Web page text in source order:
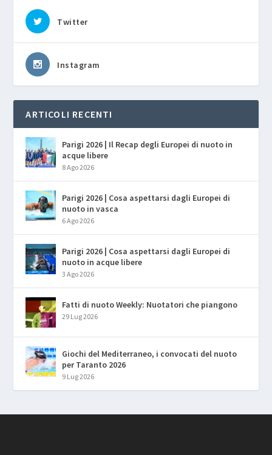
Twitter
Instagram
ARTICOLI RECENTI
Parigi 2026 | Il Recap degli Europei di nuoto in
acque libere
8 Ago 2026
Parigi 2026 | Cosa aspettarsi dagli Europei di
nuoto in vasca
6 Ago 2026
Parigi 2026 | Cosa aspettarsi dagli Europei di
nuoto in acque libere
3 Ago 2026
Fatti di nuoto Weekly: Nuotatori che piangono
29 Lug 2026
Giochi del Mediterraneo, i convocati del nuoto
per Taranto 2026
9 Lug 2026